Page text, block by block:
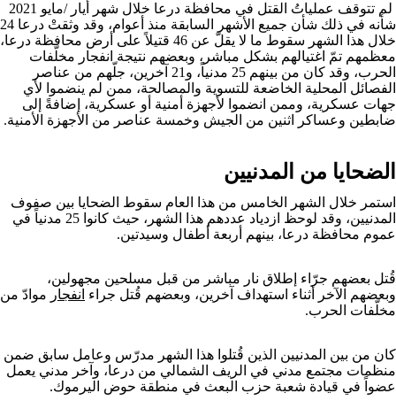
لم تتوقف عملياتُ القتل في محافظة درعا خلال شهر أيار /مايو 2021
شأنه في ذلك شأن جميع الأشهر السابقة منذ أعوام، وقد وثقتْ درعا 24
خلال هذا الشهر سقوط ما لا يقلّ عن 46 قتيلاً على أرض محافظة درعا،
معظمهم تمّ اغتيالهم بشكل مباشر، وبعضهم نتيجة انفجار مخلّفات
الحرب، وقد كان من بينهم 25 مدنياً، و21 آخرين، جلّهم من عناصر
الفصائل المحلية الخاضعة للتسوية والمصالحة، ممن لم ينضموا لأي
جهات عسكرية، وممن انضموا لأجهزة أمنية أو عسكرية، إضافةً إلى
ضابطين وعساكر اثنين من الجيش وخمسة عناصر من الأجهزة الأمنية.
الضحايا من المدنيين
استمر خلال الشهر الخامس من هذا العام سقوط الضحايا بين صفوف
المدنيين، وقد لوحظ ازدياد عددهم هذا الشهر، حيث كانوا 25 مدنياً في
عموم محافظة درعا، بينهم أربعة أطفال وسيدتين.
قُتل بعضهم جرّاء إطلاق نار مباشر من قبل مسلحين مجهولين،
وبعضهم الآخر أثناء استهداف آخرين، وبعضهم قُتل جراء انفجار موادّ من
مخلّفات الحرب.
كان من بين المدنيين الذين قُتلوا هذا الشهر مدرّس وعامل سابق ضمن
منظمات مجتمع مدني في الريف الشمالي من درعا، وآخر مدني يعمل
عضواً في قيادة شعبة حزب البعث في منطقة حوض اليرموك.